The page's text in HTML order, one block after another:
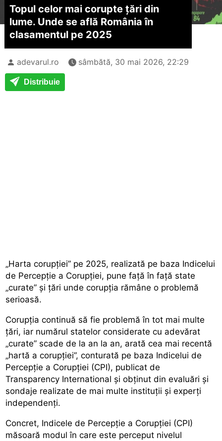
Topul celor mai corupte țări din
lume. Unde se află România în
clasamentul pe 2025
adevarul.ro sâmbătă, 30 mai 2026, 22:29
Distribuie
„Harta corupției” pe 2025, realizată pe baza Indicelui
de Percepție a Corupției, pune față în față state
„curate” și țări unde corupția rămâne o problemă
serioasă.
Corupția continuă să fie problemă în tot mai multe
țări, iar numărul statelor considerate cu adevărat
„curate” scade de la an la an, arată cea mai recentă
„hartă a corupţiei”, conturată pe baza Indicelui de
Percepție a Corupției (CPI), publicat de
Transparency International și obţinut din evaluări și
sondaje realizate de mai multe instituții și experți
independenți.
Concret, Indicele de Percepție a Corupției (CPI)
măsoară modul în care este perceput nivelul